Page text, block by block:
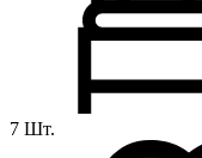
7 Шт.